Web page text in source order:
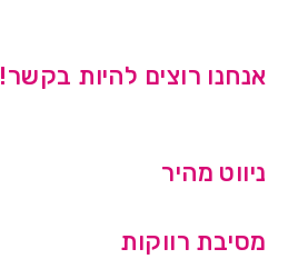
אנחנו רוצים להיות בקשר!
ניווט מהיר
מסיבת רווקות